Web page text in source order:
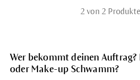
2 von 2 Produkte
Wer bekommt deinen Auftrag?
oder Make-up Schwamm?